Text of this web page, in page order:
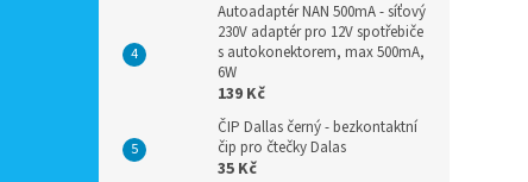
Autoadaptér NAN 500mA - síťový
230V adaptér pro 12V spotřebiče
s autokonektorem, max 500mA,
6W
139 Kč
ČIP Dallas černý - bezkontaktní
čip pro čtečky Dalas
35 Kč